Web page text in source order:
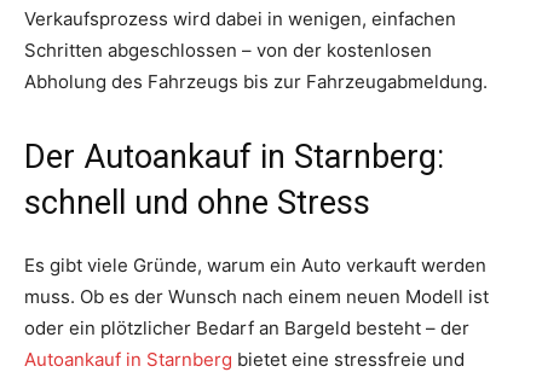
Verkaufsprozess wird dabei in wenigen, einfachen
Schritten abgeschlossen – von der kostenlosen
Abholung des Fahrzeugs bis zur Fahrzeugabmeldung.
Der Autoankauf in Starnberg:
schnell und ohne Stress
Es gibt viele Gründe, warum ein Auto verkauft werden
muss. Ob es der Wunsch nach einem neuen Modell ist
oder ein plötzlicher Bedarf an Bargeld besteht – der
Autoankauf in Starnberg bietet eine stressfreie und